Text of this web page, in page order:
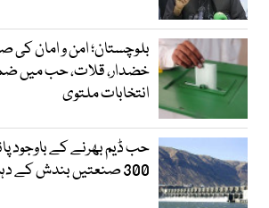
بلوچستان؛ امن و امان کی
خضدار، قلات، حب میں
انتخابات ملتوی
حب ڈیم بھرنے کے باوجود
300 صنعتیں بندش کے دہانے پر پہنچ گئیں